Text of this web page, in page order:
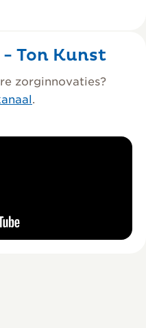
Ton Kunst
zorginnovaties?
.